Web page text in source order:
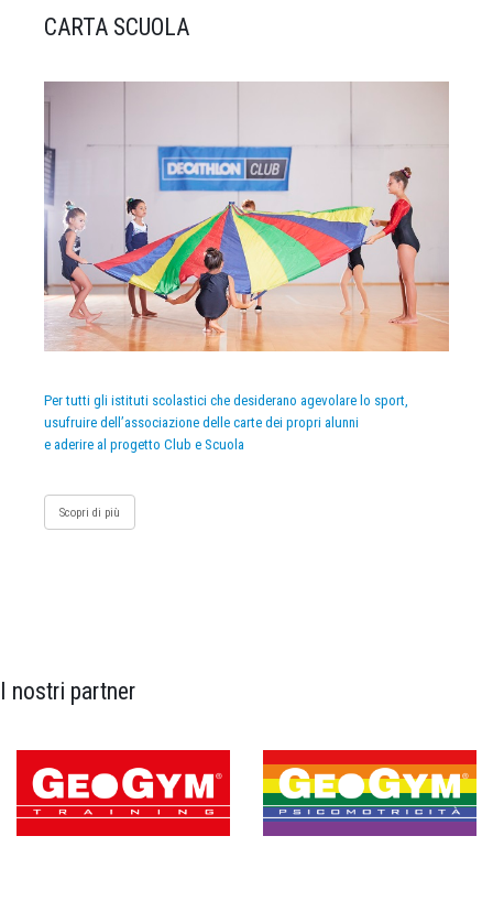
CARTA SCUOLA
Per tutti gli istituti scolastici che desiderano agevolare lo sport,
usufruire dell’associazione delle carte dei propri alunni
e aderire al progetto Club e Scuola
Scopri di più
I nostri partner